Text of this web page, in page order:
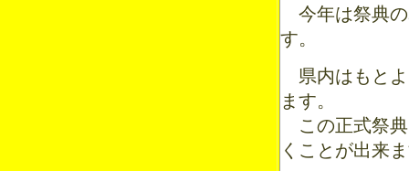
今年は祭典の
す。
県内はもとよ
ます。
この正式祭典
くことが出来